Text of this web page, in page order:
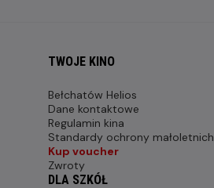
TWOJE KINO
Bełchatów Helios
Dane kontaktowe
Regulamin kina
Standardy ochrony małoletnich
Kup voucher
Zwroty
DLA SZKÓŁ